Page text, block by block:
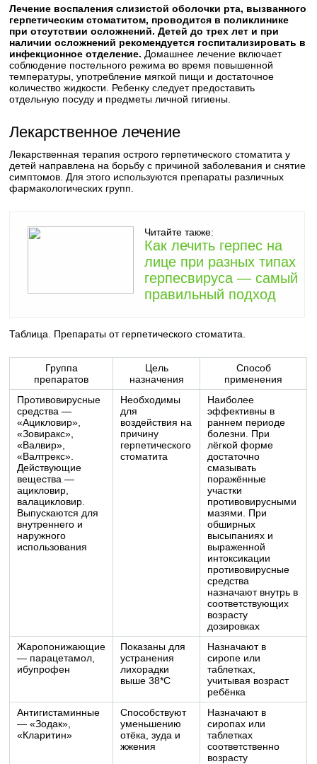
Лечение воспаления слизистой оболочки рта, вызванного
герпетическим стоматитом, проводится в поликлинике
при отсутствии осложнений. Детей до трех лет и при
наличии осложнений рекомендуется госпитализировать в
инфекционное отделение. Домашнее лечение включает
соблюдение постельного режима во время повышенной
температуры, употребление мягкой пищи и достаточное
количество жидкости. Ребенку следует предоставить
отдельную посуду и предметы личной гигиены.
Лекарственное лечение
Лекарственная терапия острого герпетического стоматита у
детей направлена на борьбу с причиной заболевания и снятие
симптомов. Для этого используются препараты различных
фармакологических групп.
Читайте также:
Как лечить герпес на
лице при разных типах
герпесвируса — самый
правильный подход
Таблица. Препараты от герпетического стоматита.
Группа
препаратов
Цель
назначения
Способ
применения
Противовирусные
средства —
«Ацикловир»,
«Зовиракс»,
«Валвир»,
«Валтрекс».
Действующие
вещества —
ацикловир,
валацикловир.
Выпускаются для
внутреннего и
наружного
использования
Необходимы
для
воздействия на
причину
герпетического
стоматита
Наиболее
эффективны в
раннем периоде
болезни. При
лёгкой форме
достаточно
смазывать
поражённые
участки
противовирусными
мазями. При
обширных
высыпаниях и
выраженной
интоксикации
противовирусные
средства
назначают внутрь в
соответствующих
возрасту
дозировках
Жаропонижающие
— парацетамол,
ибупрофен
Показаны для
устранения
лихорадки
выше 38*С
Назначают в
сиропе или
таблетках,
учитывая возраст
ребёнка
Антигистаминные
— «Зодак»,
«Кларитин»
Способствуют
уменьшению
отёка, зуда и
жжения
Назначают в
сиропах или
таблетках
соответственно
возрасту